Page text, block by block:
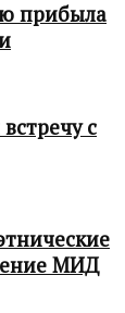
прибыла
с
МИД